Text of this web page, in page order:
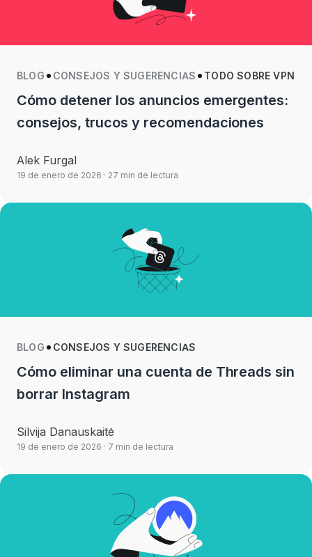
BLOG CONSEJOS Y SUGERENCIAS TODO SOBRE VPN
Cómo detener los anuncios emergentes:
consejos, trucos y recomendaciones
Alek Furgal
19 de enero de 2026 · 27 min de lectura
BLOG CONSEJOS Y SUGERENCIAS
Cómo eliminar una cuenta de Threads sin
borrar Instagram
Silvija Danauskaitė
19 de enero de 2026 · 7 min de lectura